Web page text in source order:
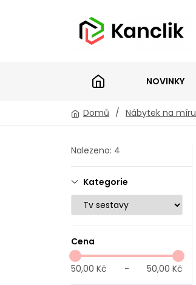
NOVINKY
Domů / Nábytek na míru
Nalezeno: 4
Kategorie
Cena
50,00 Kč - 50,00 Kč